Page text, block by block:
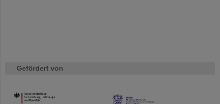
Gefördert von
HMWK